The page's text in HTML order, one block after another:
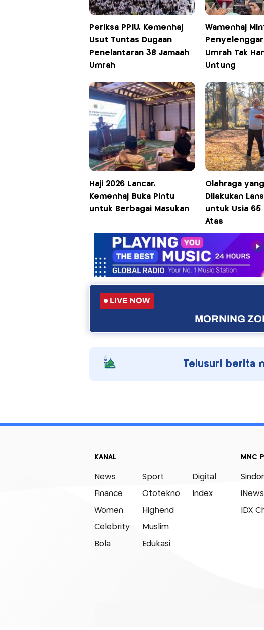
Periksa PPIU, Kemenhaj
Usut Tuntas Dugaan
Penelantaran 38 Jamaah
Umrah
Wamenhaj
Umrah Tak
Untung
Haji 2026 Lancar,
Kemenhaj Buka Pintu
untuk Berbagai Masukan
Olahraga
Dilakukan
untuk Usia 65
Atas
LIVE NOW
MORNING
Telusuri berita
KANAL
News
Finance
Women
Celebrity
Bola
Sport
Ototekno
Highend
Muslim
Edukasi
Digital
Index
MNC
iNews
IDX